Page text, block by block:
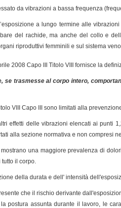
da vibrazioni a bassa frequenza
a lungo termine alle
del rachide, ma anche del collo e
riproduttivi femminili e sul sistema
2008 Capo III Titolo VIII fornisce la
se trasmesse al corpo intero,
VIII Capo III sono limitati alla
effetti delle vibrazioni elencati ai punti
alla sezione normativa e non compresi
mostrano una maggiore prevalenza di
il corpo.
della durata e dell' intensità
che il rischio derivante
postura assunta durante il lavoro, le